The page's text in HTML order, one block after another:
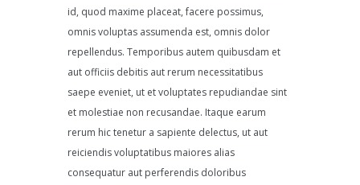
id, quod maxime placeat, facere possimus,
omnis voluptas assumenda est, omnis dolor
repellendus. Temporibus autem quibusdam et
aut officiis debitis aut rerum necessitatibus
saepe eveniet, ut et voluptates repudiandae sint
et molestiae non recusandae. Itaque earum
rerum hic tenetur a sapiente delectus, ut aut
reiciendis voluptatibus maiores alias
consequatur aut perferendis doloribus